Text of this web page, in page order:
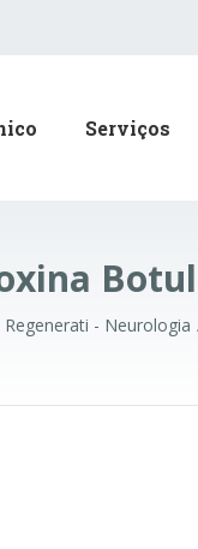
Serviços
Regenerati - Neurologia